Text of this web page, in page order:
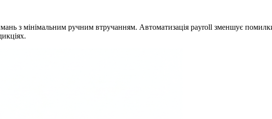
з мінімальним ручним втручанням. Автоматизація payroll зменшує